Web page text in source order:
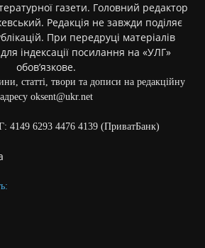
газети. Головний редактор
Редакція не завжди поділяє
При передруці матеріалів
індексації посилання на «УЛГ»
обов’язкове.
статті, твори та дописи на редакційну
адресу oksent@ukr.net
4149 6293 4476 4139 (ПриватБанк)